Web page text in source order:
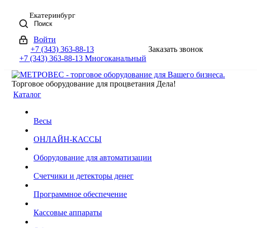
Екатеринбург
Поиск
Войти
+7 (343) 363-88-13
+7 (343) 363-88-13 Многоканальный
Заказать звонок
Торговое оборудование для процветания Дела!
Каталог
Весы
ОНЛАЙН-КАССЫ
Оборудование для автоматизации
Счетчики и детекторы денег
Программное обеспечение
Кассовые аппараты